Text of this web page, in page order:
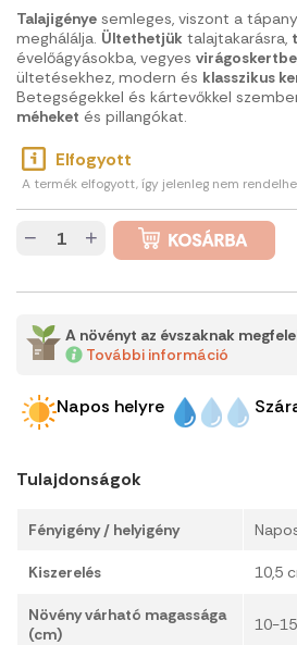
Talajigénye semleges, viszont a
meghálálja. Ültethetjük talajtakarásra,
évelőágyásokba, vegyes virágoskertbe
ültetésekhez, modern és klasszikus
Betegségekkel és kártevőkkel
méheket és pillangókat.
Elfogyott
A termék elfogyott, így jelenleg nem
− +
A növényt az évszaknak
További információ
Napos helyre
Tulajdonságok
Fényigény / helyigény
Kiszerelés 10,5
Növény várható magassága
(cm)
10-